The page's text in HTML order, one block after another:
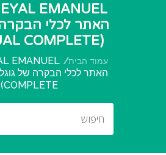
האתר לכלי
(MANUAL COMPLETE)
עמוד הבית
COMPLETE)